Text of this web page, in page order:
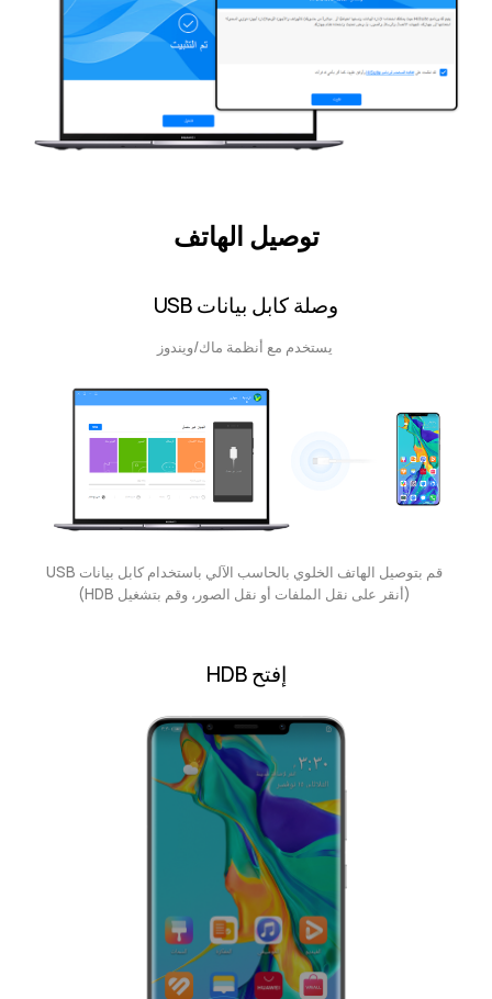
توصيل الهاتف
وصلة كابل بيانات USB
يستخدم مع أنظمة ماك/ويندوز
قم بتوصيل الهاتف الخلوي بالحاسب الآلي باستخدام كابل بيانات ‎USB‎
(أنقر على نقل الملفات أو نقل الصور، وقم بتشغيل HDB)
إفتح HDB